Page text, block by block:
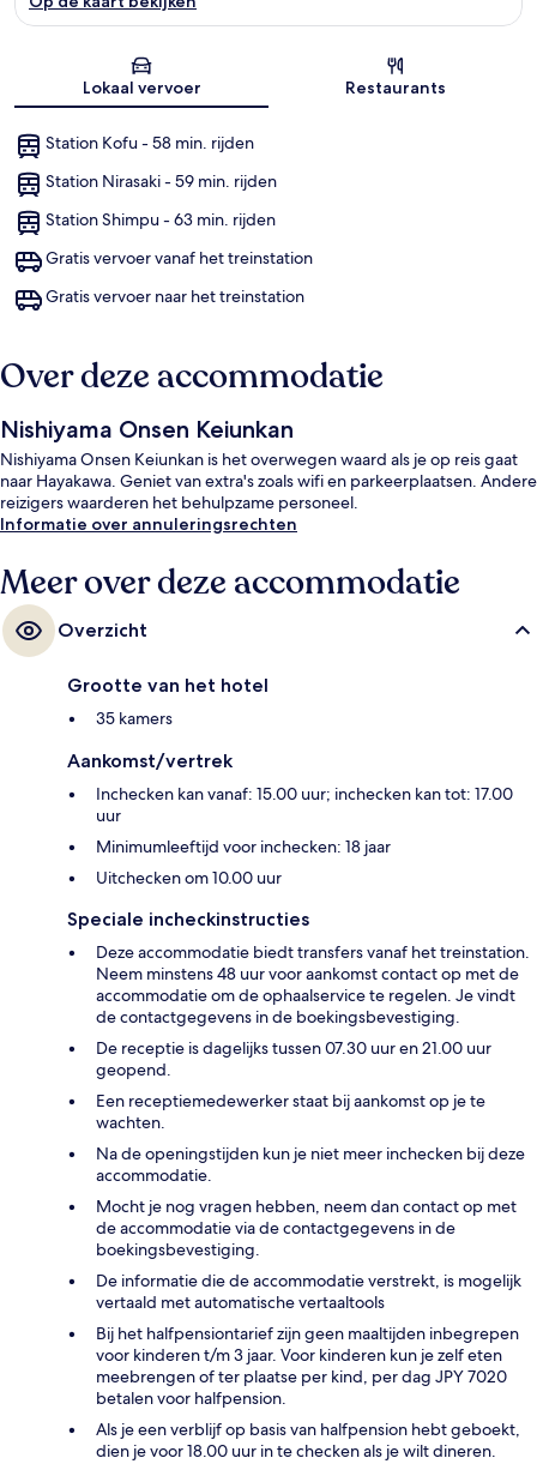
Lokaal vervoer Restaurants
Station Kofu - 58 min. rijden
Station Nirasaki - 59 min. rijden
Station Shimpu - 63 min. rijden
Gratis vervoer vanaf het treinstation
Gratis vervoer naar het treinstation
Over deze accommodatie
Nishiyama Onsen Keiunkan
Nishiyama Onsen Keiunkan is het overwegen waard als je op reis gaat
naar Hayakawa. Geniet van extra's zoals wifi en parkeerplaatsen. Andere
reizigers waarderen het behulpzame personeel.
Informatie over annuleringsrechten
Meer over deze accommodatie
Overzicht
Grootte van het hotel
35 kamers
Aankomst/vertrek
Inchecken kan vanaf: 15.00 uur; inchecken kan tot: 17.00
uur
Minimumleeftijd voor inchecken: 18 jaar
Uitchecken om 10.00 uur
Speciale incheckinstructies
Deze accommodatie biedt transfers vanaf het treinstation.
Neem minstens 48 uur voor aankomst contact op met de
accommodatie om de ophaalservice te regelen. Je vindt
de contactgegevens in de boekingsbevestiging.
De receptie is dagelijks tussen 07.30 uur en 21.00 uur
geopend.
Een receptiemedewerker staat bij aankomst op je te
wachten.
Na de openingstijden kun je niet meer inchecken bij deze
accommodatie.
Mocht je nog vragen hebben, neem dan contact op met
de accommodatie via de contactgegevens in de
boekingsbevestiging.
De informatie die de accommodatie verstrekt, is mogelijk
vertaald met automatische vertaaltools
Bij het halfpensiontarief zijn geen maaltijden inbegrepen
voor kinderen t/m 3 jaar. Voor kinderen kun je zelf eten
meebrengen of ter plaatse per kind, per dag JPY 7020
betalen voor halfpension.
Als je een verblijf op basis van halfpension hebt geboekt,
dien je voor 18.00 uur in te checken als je wilt dineren.